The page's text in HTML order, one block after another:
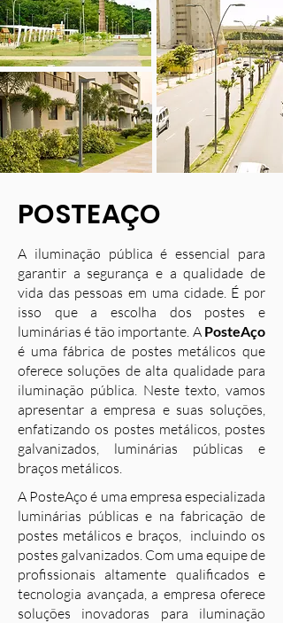
POSTEAÇO
A iluminação pública é essencial para
garantir a segurança e a qualidade de
vida das pessoas em uma cidade. É por
isso que a escolha dos postes e
luminárias é tão importante. A PosteAço
é uma fábrica de postes metálicos que
oferece soluções de alta qualidade para
iluminação pública. Neste texto, vamos
apresentar a empresa e suas soluções,
enfatizando os postes metálicos, postes
galvanizados, luminárias públicas e
braços metálicos.
A PosteAço é uma empresa especializada
luminárias públicas e na fabricação de
postes metálicos e braços, incluindo os
postes galvanizados. Com uma equipe de
profissionais altamente qualificados e
tecnologia avançada, a empresa oferece
soluções inovadoras para iluminação